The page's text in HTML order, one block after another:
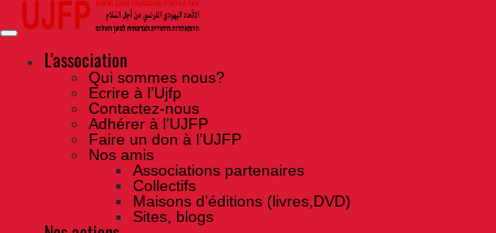
Skip
the
contentL'association
Qui sommes nous?
Ecrire à l’Ujfp
Contactez-nous
Adhérer à l’UJFP
Faire un don à l’UJFP
Nos amis
Associations partenaires
Collectifs
Maisons d’éditions (livres,DVD)
Sites, blogs